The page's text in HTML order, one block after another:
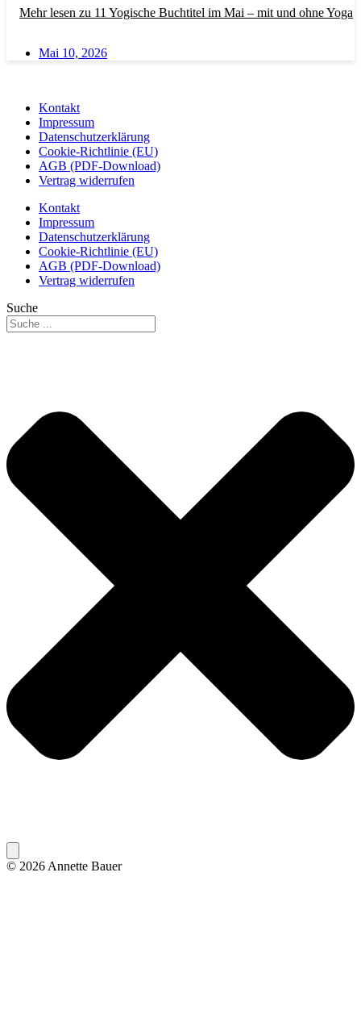
Mehr lesen zu 11 Yogische Buchtitel im Mai – mit und ohne Yoga
Mai 10, 2026
Kontakt
Impressum
Datenschutzerklärung
Cookie-Richtlinie (EU)
AGB (PDF-Download)
Vertrag widerrufen
Kontakt
Impressum
Datenschutzerklärung
Cookie-Richtlinie (EU)
AGB (PDF-Download)
Vertrag widerrufen
Suche
© 2026 Annette Bauer